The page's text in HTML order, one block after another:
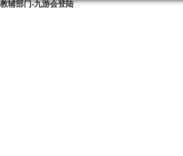
教辅部门-九游会登陆